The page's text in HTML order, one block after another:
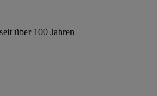
über 100 Jahren